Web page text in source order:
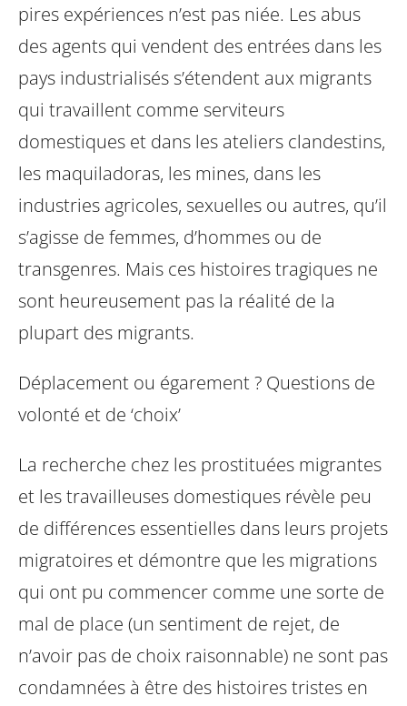
pires expériences n’est pas niée. Les abus
des agents qui vendent des entrées dans les
pays industrialisés s’étendent aux migrants
qui travaillent comme serviteurs
domestiques et dans les ateliers clandestins,
les maquiladoras, les mines, dans les
industries agricoles, sexuelles ou autres, qu’il
s’agisse de femmes, d’hommes ou de
transgenres. Mais ces histoires tragiques ne
sont heureusement pas la réalité de la
plupart des migrants.
Déplacement ou égarement ? Questions de
volonté et de ‘choix’
La recherche chez les prostituées migrantes
et les travailleuses domestiques révèle peu
de différences essentielles dans leurs projets
migratoires et démontre que les migrations
qui ont pu commencer comme une sorte de
mal de place (un sentiment de rejet, de
n’avoir pas de choix raisonnable) ne sont pas
condamnées à être des histoires tristes en